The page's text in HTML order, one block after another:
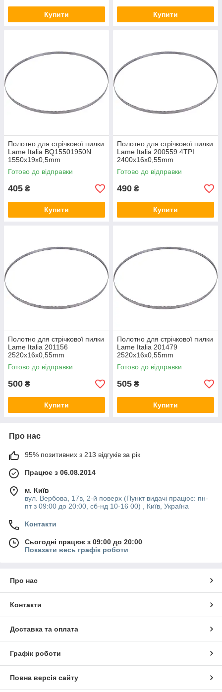
Купити Купити
Полотно для стрічкової пилки
Lame Italia BQ15501950N
1550x19x0,5mm
Готово до відправки
405 ₴
Купити
Полотно для стрічкової пилки
Lame Italia 200559 4TPI
2400x16x0,55mm
Готово до відправки
490 ₴
Купити
Полотно для стрічкової пилки
Lame Italia 201156
2520x16x0,55mm
Готово до відправки
500 ₴
Купити
Полотно для стрічкової пилки
Lame Italia 201479
2520x16x0,55mm
Готово до відправки
505 ₴
Купити
Про нас
95% позитивних з 213 відгуків за рік
Працює з 06.08.2014
м. Київ
вул. Вербова, 17в, 2-й поверх (Пункт видачі працює: пн-
пт з 09:00 до 20:00, сб-нд 10-16 00) , Київ, Україна
Контакти
Сьогодні працює з 09:00 до 20:00
Показати весь графік роботи
Про нас
Контакти
Доставка та оплата
Графік роботи
Повна версія сайту